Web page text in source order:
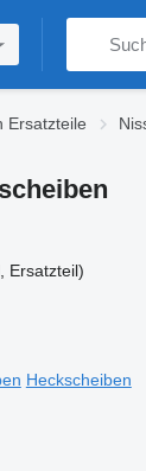
Ersatzteile
Ersatzteil)
Heckscheiben